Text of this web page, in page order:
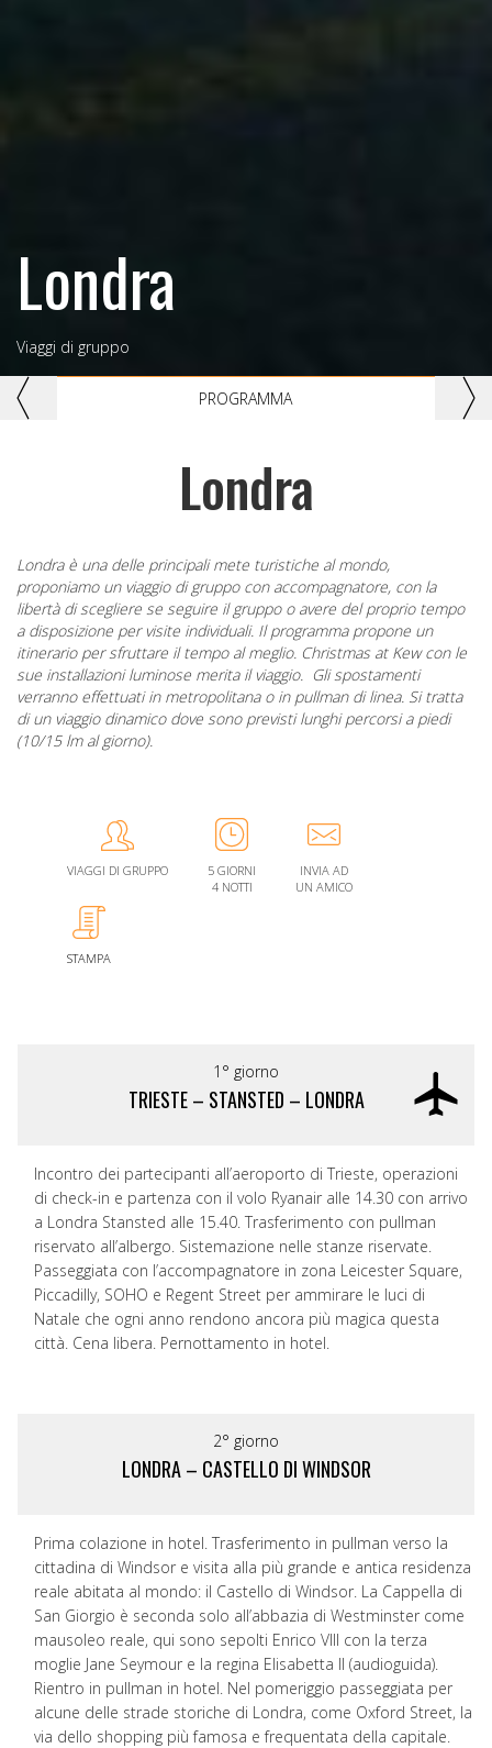
Londra
Viaggi di gruppo
PROGRAMMA
Londra
Londra è una delle principali mete turistiche al mondo,
proponiamo un viaggio di gruppo con accompagnatore, con la
libertà di scegliere se seguire il gruppo o avere del proprio tempo
a disposizione per visite individuali. Il programma propone un
itinerario per sfruttare il tempo al meglio. Christmas at Kew con le
sue installazioni luminose merita il viaggio. Gli spostamenti
verranno effettuati in metropolitana o in pullman di linea. Si tratta
di un viaggio dinamico dove sono previsti lunghi percorsi a piedi
(10/15 lm al giorno).
VIAGGI DI GRUPPO
5 GIORNI
4 NOTTI
INVIA AD
UN AMICO
STAMPA
1° giorno
TRIESTE – STANSTED – LONDRA
Incontro dei partecipanti all’aeroporto di Trieste, operazioni
di check-in e partenza con il volo Ryanair alle 14.30 con arrivo
a Londra Stansted alle 15.40. Trasferimento con pullman
riservato all’albergo. Sistemazione nelle stanze riservate.
Passeggiata con l’accompagnatore in zona Leicester Square,
Piccadilly, SOHO e Regent Street per ammirare le luci di
Natale che ogni anno rendono ancora più magica questa
città. Cena libera. Pernottamento in hotel.
2° giorno
LONDRA – CASTELLO DI WINDSOR
Prima colazione in hotel. Trasferimento in pullman verso la
cittadina di Windsor e visita alla più grande e antica residenza
reale abitata al mondo: il Castello di Windsor. La Cappella di
San Giorgio è seconda solo all’abbazia di Westminster come
mausoleo reale, qui sono sepolti Enrico VIII con la terza
moglie Jane Seymour e la regina Elisabetta ll (audioguida).
Rientro in pullman in hotel. Nel pomeriggio passeggiata per
alcune delle strade storiche di Londra, come Oxford Street, la
via dello shopping più famosa e frequentata della capitale.